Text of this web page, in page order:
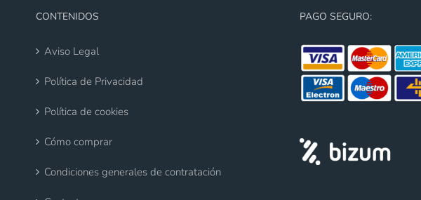
CONTENIDOS
Aviso Legal
Política de Privacidad
Política de cookies
Cómo comprar
Condiciones generales de contratación
PAGO SEGURO: